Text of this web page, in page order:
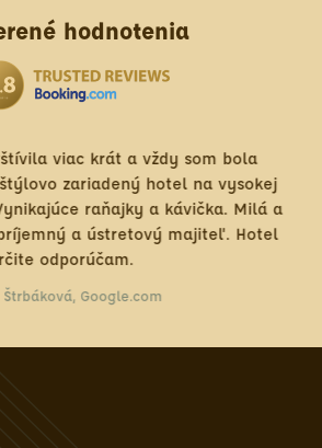
hodnotenia
bola
vysokej
Milá a
Hotel
Blízkosť horského
nonstop. Absolútne
tento hotel sa pre mňa
budem potrebovať v